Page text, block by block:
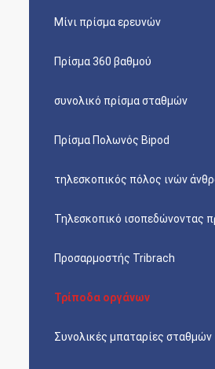
Μίνι πρίσμα ερευνών
Πρίσμα 360 βαθμού
συνολικό πρίσμα σταθμών
Πρίσμα Πολωνός Bipod
τηλεσκοπικός πόλος ινών
Τηλεσκοπικό ισοπεδώνοντας
Προσαρμοστής Tribrach
Τρίποδα οργάνων
Συνολικές μπαταρίες σταθμών